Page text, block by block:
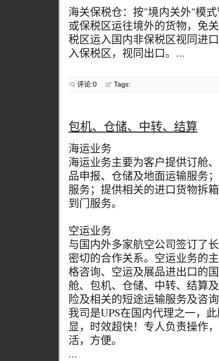
海关保税仓：按"境内关外"模
或保税区运往境外的货物，免
税区运入国内非保税区视同进
入保税区，视同出口。...
评论:0 Tags:
包机、仓储、中转、结算
海运业务
海运业务主要为客户提供订舱
品申报、仓储及地面运输服务
服务；提供相关的进口货物拆
到门服务。
空运业务
与国内外多家航空公司签订了
密切的合作关系。空运业务的
格咨询、空运及展品进出口的
舱、包机、仓储、中转、结算
险及相关的短途运输服务及咨
我司是UPS在国内代理之一，
显，时效超快！专人负责操作
活，方便。
...